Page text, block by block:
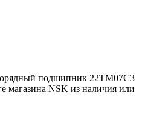
подшипник 22TM07C3
магазина NSK из наличия или